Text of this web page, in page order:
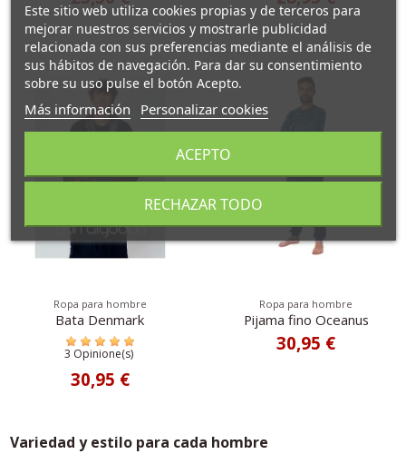
Ropa para hombre
Bata Denmark
3 Opinione(s)
30,95 €
Ropa para hombre
Pijama fino Oceanus
30,95 €
Variedad y estilo para cada hombre
Este sitio web utiliza cookies propias y de terceros para
mejorar nuestros servicios y mostrarle publicidad
relacionada con sus preferencias mediante el análisis de
sus hábitos de navegación. Para dar su consentimiento
sobre su uso pulse el botón Acepto.
Más información Personalizar cookies
RECHAZAR TODO
ACEPTO